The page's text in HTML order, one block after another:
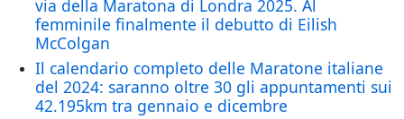
via della Maratona di Londra 2025. Al
femminile finalmente il debutto di Eilish
McColgan
Il calendario completo delle Maratone italiane
del 2024: saranno oltre 30 gli appuntamenti sui
42.195km tra gennaio e dicembre